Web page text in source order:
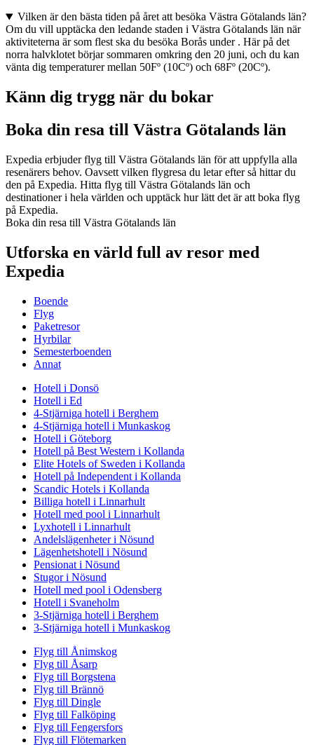
Vilken är den bästa tiden på året att besöka Västra Götalands län?
Om du vill upptäcka den ledande staden i Västra Götalands län när
aktiviteterna är som flest ska du besöka Borås under . Här på det
norra halvklotet börjar sommaren omkring den 20 juni, och du kan
vänta dig temperaturer mellan 50Fº (10Cº) och 68Fº (20Cº).
Känn dig trygg när du bokar
Boka din resa till Västra Götalands län
Expedia erbjuder flyg till Västra Götalands län för att uppfylla alla
resenärers behov. Oavsett vilken flygresa du letar efter så hittar du
den på Expedia. Hitta flyg till Västra Götalands län och
destinationer i hela världen och upptäck hur lätt det är att boka flyg
på Expedia.
Boka din resa till Västra Götalands län
Utforska en värld full av resor med
Expedia
Boende
Flyg
Paketresor
Hyrbilar
Semesterboenden
Annat
Hotell i Donsö
Hotell i Ed
4-Stjärniga hotell i Berghem
4-Stjärniga hotell i Munkaskog
Hotell i Göteborg
Hotell på Best Western i Kollanda
Elite Hotels of Sweden i Kollanda
Hotell på Independent i Kollanda
Scandic Hotels i Kollanda
Billiga hotell i Linnarhult
Hotell med pool i Linnarhult
Lyxhotell i Linnarhult
Andelslägenheter i Nösund
Lägenhetshotell i Nösund
Pensionat i Nösund
Stugor i Nösund
Hotell med pool i Odensberg
Hotell i Svaneholm
3-Stjärniga hotell i Berghem
3-Stjärniga hotell i Munkaskog
Flyg till Ånimskog
Flyg till Åsarp
Flyg till Borgstena
Flyg till Brännö
Flyg till Dingle
Flyg till Falköping
Flyg till Fengersfors
Flyg till Flötemarken